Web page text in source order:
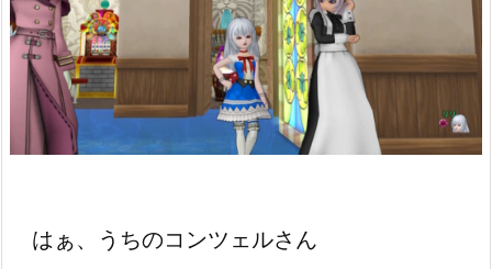
はぁ、うちのコンツェルさん